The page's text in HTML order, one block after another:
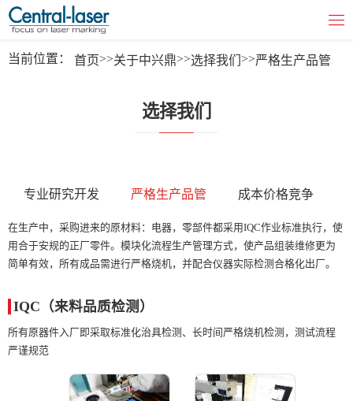
当前位置： 首页>>关于中兴鼎>>选择我们 >>严格生产品管
选择我们
专业研究开发 严格生产品管 成本价格竞争
在生产中，采购进来的原材料：电器，零部件都采用IQC作业标准执行，使
用合于安规的正厂零件。模块化流程生产管理方式，使产品组装维修更为
简单有效，所有成品需进行严格烧机，并配合仪器实际检测合格化出厂。
IQC（来料品质检测）
所有原器件入厂即采取标准化治具检测、长时间严格烧机检测，测试流程
严谨规范